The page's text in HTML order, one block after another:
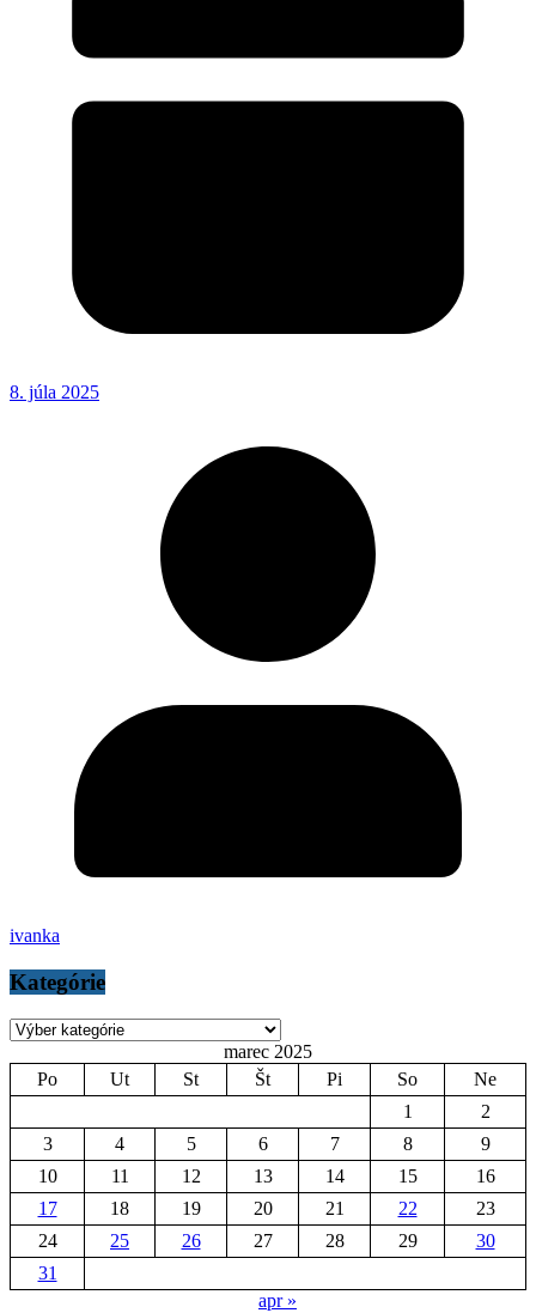
8. júla 2025
ivanka
Kategórie
Kategórie
marec 2025
Po
Ut St Št Pi So
Ne
1
2
3
4 5 6 7 8
9
10
11 12 13 14 15
16
17
18 19 20 21 22
23
24
25 26 27 28 29
30
31
apr »